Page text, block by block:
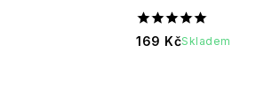
169 KčSkladem